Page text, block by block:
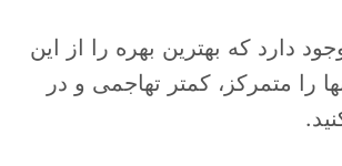
دارد که بهترین بهره را از این
را متمرکز، کمتر تهاجمی و در